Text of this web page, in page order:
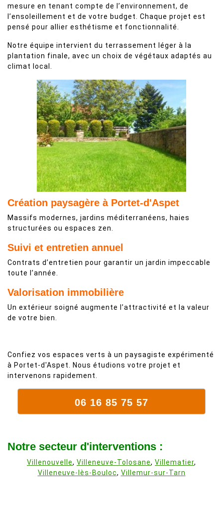
mesure en tenant compte de l’environnement, de
l’ensoleillement et de votre budget. Chaque projet est
pensé pour allier esthétisme et fonctionnalité.
Notre équipe intervient du terrassement léger à la
plantation finale, avec un choix de végétaux adaptés au
climat local.
Création paysagère à Portet-d'Aspet
Massifs modernes, jardins méditerranéens, haies
structurées ou espaces zen.
Suivi et entretien annuel
Contrats d’entretien pour garantir un jardin impeccable
toute l’année.
Valorisation immobilière
Un extérieur soigné augmente l’attractivité et la valeur
de votre bien.
Confiez vos espaces verts à un paysagiste expérimenté
à Portet-d'Aspet. Nous étudions votre projet et
intervenons rapidement.
06 16 85 75 57
Notre secteur d'interventions :
Villenouvelle, Villeneuve-Tolosane, Villematier,
Villeneuve-lès-Bouloc, Villemur-sur-Tarn